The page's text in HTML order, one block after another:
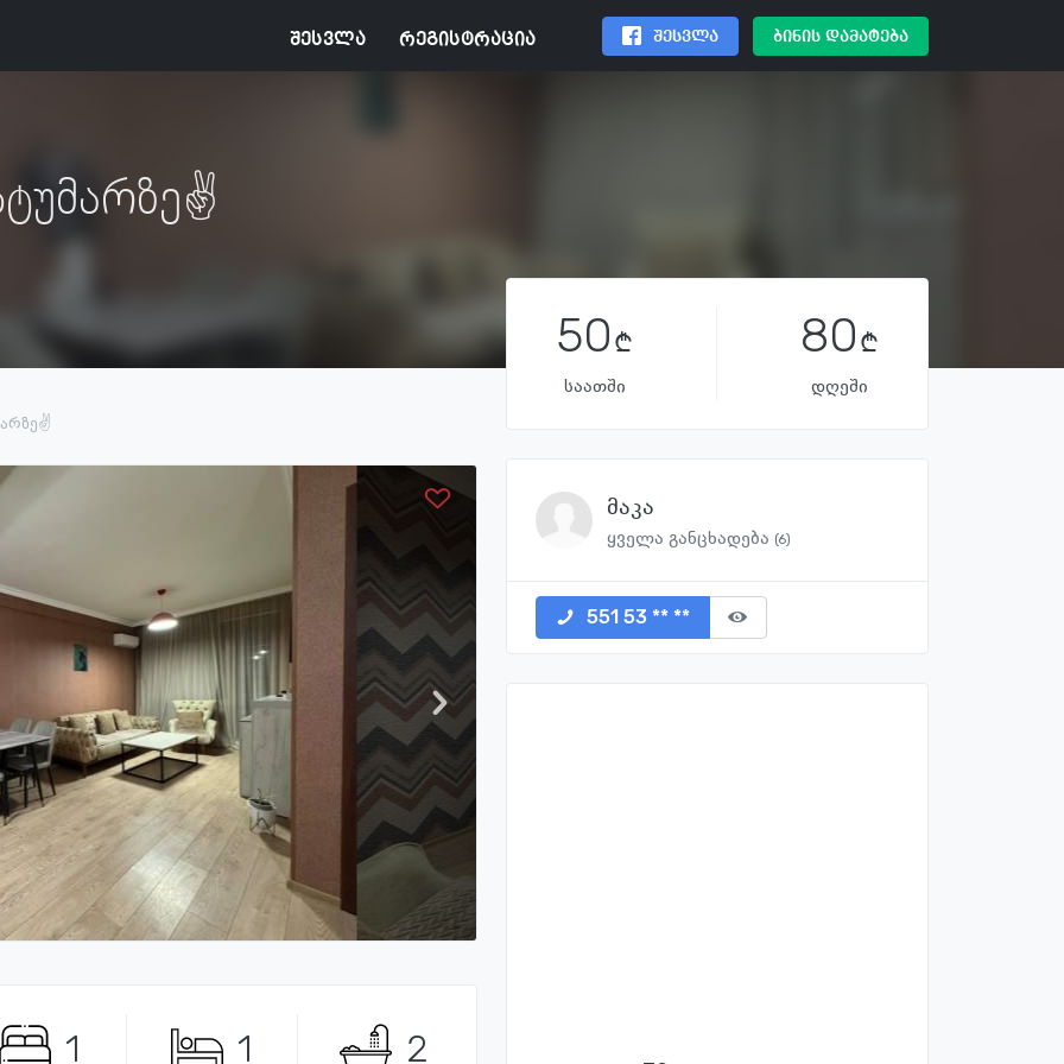
შესვლა რეგისტრაცია შესვლა ბინის დამატება
1 1 2
50
საათში
80
დღეში
მაკა
ყველა განცხადება (6)
551 53 ** **